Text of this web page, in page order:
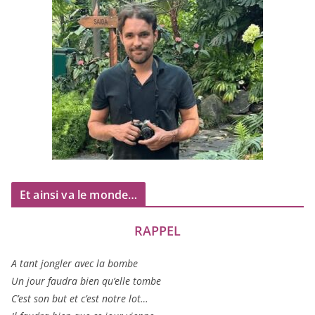
Et ainsi va le monde…
RAPPEL
A tant jon­gler avec la bombe
Un jour fau­dra bien qu’elle tombe
C’est son but et c’est notre lot…